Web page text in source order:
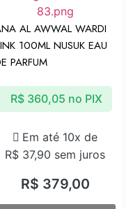
AL AWWAL WARDI
100ML NUSUK EAU
PARFUM
R$ 379,00
Em até 10x de
R$ 37,90 sem juros
R$ 360,05 no PIX